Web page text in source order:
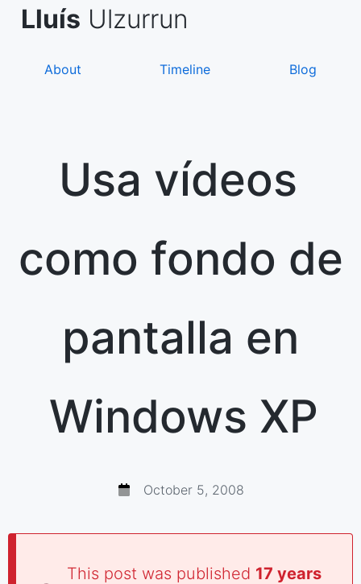
SkipLluís Ulzurrun
About Timeline Blog
Usa vídeos
como fondo de
pantalla en
Windows XP
October 5, 2008
This post was published 17 years